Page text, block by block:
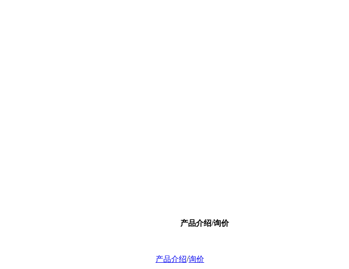
产品介绍/询价
产品介绍/询价